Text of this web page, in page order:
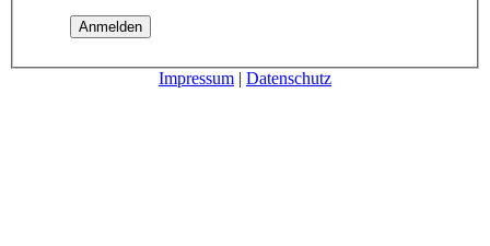
Impressum | Datenschutz